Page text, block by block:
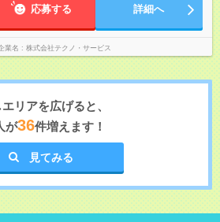
応募する 詳細へ
業名 株式会社テクノ・サービス
リアを広げると、
が36件増えます！
見てみる